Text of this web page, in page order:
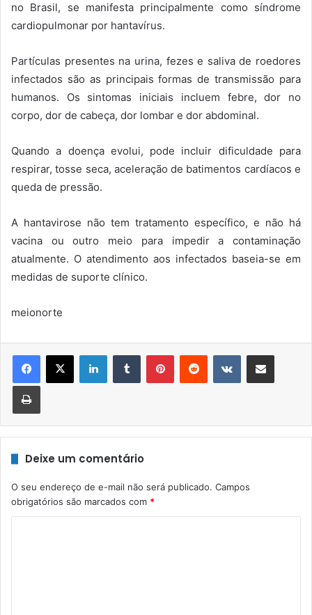
no Brasil, se manifesta principalmente como síndrome
cardiopulmonar por hantavírus.
Partículas presentes na urina, fezes e saliva de roedores
infectados são as principais formas de transmissão para
humanos. Os sintomas iniciais incluem febre, dor no
corpo, dor de cabeça, dor lombar e dor abdominal.
Quando a doença evolui, pode incluir dificuldade para
respirar, tosse seca, aceleração de batimentos cardíacos e
queda de pressão.
A hantavirose não tem tratamento específico, e não há
vacina ou outro meio para impedir a contaminação
atualmente. O atendimento aos infectados baseia-se em
medidas de suporte clínico.
meionorte
LinkedinTumblr PinterestReddit VK Compartilhar via e-mail
Imprimir
Deixe um comentário
O seu endereço de e-mail não será publicado. Campos
obrigatórios são marcados com *